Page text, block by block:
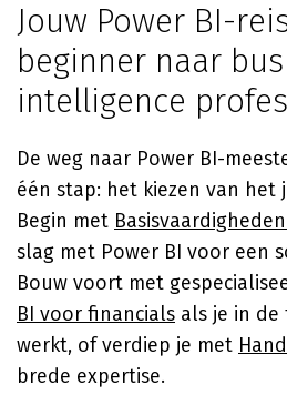
Jouw Power BI-
beginner naar
intelligence
De weg naar Power BI-
één stap: het kiezen van het
Begin met
slag met Power BI voor een
Bouw voort met
BI voor financials als je in
werkt, of verdiep je met
brede expertise.